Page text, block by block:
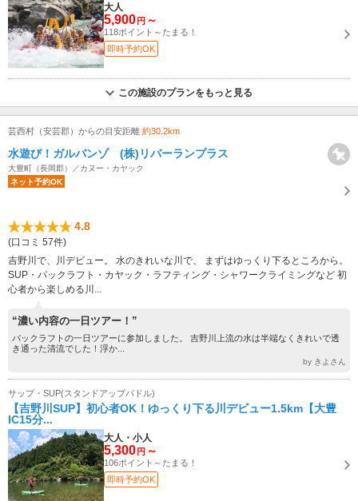
大人
5,900 円 ～
118ポイント～たまる！
即時予約OK
この施設のプランをもっと見る
芸西村（安芸郡）からの目安距離 約30.2km
水遊び！ガルバンゾ (株)リバーランプラス
大豊町（長岡郡）／カヌー・カヤック
ネット予約OK
4.8
(口コミ 57件)
吉野川で、川デビュー。 水のきれいな川で、 まずはゆっくり下るところから。
SUP・パックラフト・カヤック・ラフティング・シャワークライミングなど 初
心者から楽しめる川...
“濃い内容の一日ツアー！”
パックラフトの一日ツアーに参加しました。 吉野川上流の水は半端なくきれいで透
き通った清流でした！浮か...
by きよさん
サップ・SUP(スタンドアップパドル)
【吉野川SUP】初心者OK！ゆっくり下る川デビュー1.5km【大豊
IC15分...
大人・小人
5,300 円 ～
106ポイント～たまる！
即時予約OK